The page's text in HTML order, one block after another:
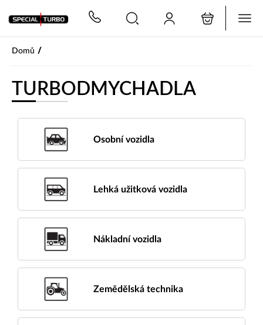
Domů /
TURBODMYCHADLA
Osobní vozidla
Lehká užitková vozidla
Nákladní vozidla
Zemědělská technika